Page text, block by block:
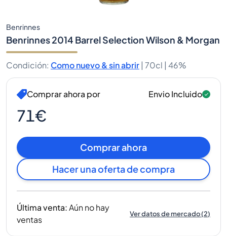
Benrinnes
Benrinnes 2014 Barrel Selection Wilson & Morgan
Condición: Como nuevo & sin abrir | 70cl | 46%
Comprar ahora por
71€
Envio Incluido
Comprar ahora
Hacer una oferta de compra
Última venta:Aún no hay
ventas
Ver datos de mercado(2)